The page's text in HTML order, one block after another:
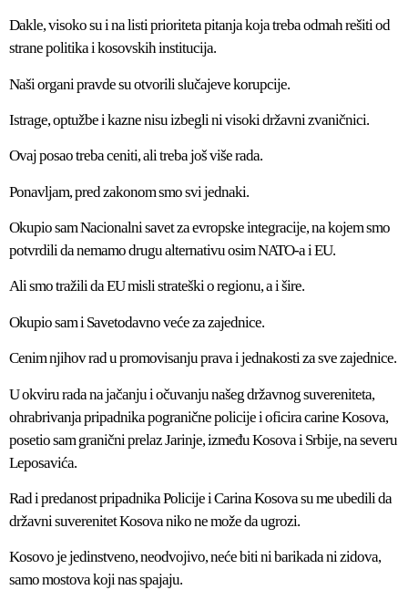
Dakle, visoko su i na listi prioriteta pitanja koja treba odmah rešiti od
strane politika i kosovskih institucija.
Naši organi pravde su otvorili slučajeve korupcije.
Istrage, optužbe i kazne nisu izbegli ni visoki državni zvaničnici.
Ovaj posao treba ceniti, ali treba još više rada.
Ponavljam, pred zakonom smo svi jednaki.
Okupio sam Nacionalni savet za evropske integracije, na kojem smo
potvrdili da nemamo drugu alternativu osim NATO-a i EU.
Ali smo tražili da EU misli strateški o regionu, a i šire.
Okupio sam i Savetodavno veće za zajednice.
Cenim njihov rad u promovisanju prava i jednakosti za sve zajednice.
U okviru rada na jačanju i očuvanju našeg državnog suvereniteta,
ohrabrivanja pripadnika pogranične policije i oficira carine Kosova,
posetio sam granični prelaz Jarinje, između Kosova i Srbije, na severu
Leposavića.
Rad i predanost pripadnika Policije i Carina Kosova su me ubedili da
državni suverenitet Kosova niko ne može da ugrozi.
Kosovo je jedinstveno, neodvojivo, neće biti ni barikada ni zidova,
samo mostova koji nas spajaju.